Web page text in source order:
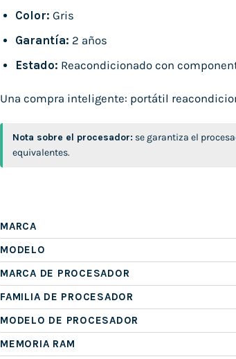
Color: Gris
Garantía: 2 años
Estado: Reacondicionado con
Una compra inteligente: portátil
Nota sobre el procesador: se garantiza el
equivalentes.
MARCA
MODELO
MARCA DE PROCESADOR
FAMILIA DE PROCESADOR
MODELO DE PROCESADOR
MEMORIA RAM